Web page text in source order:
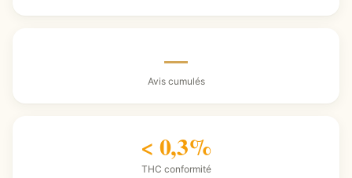
—
Avis cumulés
< 0,3%
THC conformité